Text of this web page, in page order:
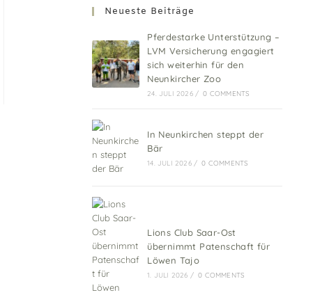
Neueste Beiträge
Pferdestarke Unterstützung –
LVM Versicherung engagiert
sich weiterhin für den
Neunkircher Zoo
24. JULI 2026 / 0 COMMENTS
In Neunkirchen steppt der
Bär
14. JULI 2026 / 0 COMMENTS
Lions Club Saar-Ost
übernimmt Patenschaft für
Löwen Tajo
1. JULI 2026 / 0 COMMENTS